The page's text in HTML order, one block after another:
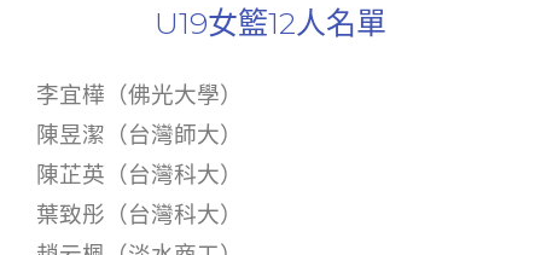
U19女籃12人名單
李宜樺（佛光大學）
陳昱潔（台灣師大）
陳芷英（台灣科大）
葉致彤（台灣科大）